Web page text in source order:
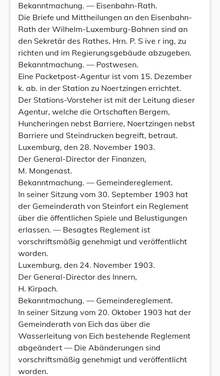
Bekanntmachung. — Eisenbahn-Rath.
Die Briefe und Mittheilungen an den Eisenbahn-
Rath der Wilhelm-Luxemburg-Bahnen sind an
den Sekretär des Rathes, Hrn. P. S ive r ing, zu
richten und im Regierungsgebäude abzugeben.
Bekanntmachung. — Postwesen.
Eine Packetpost-Agentur ist vom 15. Dezember
k. ab. in der Station zu Noertzingen errichtet.
Der Stations-Vorsteher ist mit der Leitung dieser
Agentur, welche die Ortschaften Bergem,
Huncheringen nebst Barriere, Noertzingen nebst
Barriere und Steindrucken begreift, betraut.
Luxemburg, den 28. November 1903.
Der General-Director der Finanzen,
M. Mongenast.
Bekanntmachung. — Gemeindereglement.
In seiner Sitzung vom 30. September 1903 hat
der Gemeinderath von Steinfort ein Reglement
über die öffentlichen Spiele und Belustigungen
erlassen. — Besagtes Reglement ist
vorschriftsmäßig genehmigt und veröffentlicht
worden.
Luxemburg, den 24. November 1903.
Der General-Director des Innern,
H. Kirpach.
Bekanntmachung. — Gemeindereglement.
In seiner Sitzung vom 20. Oktober 1903 hat der
Gemeinderath von Eich das über die
Wasserleitung von Eich bestehende Reglement
abgeändert — Die Abänderungen sind
vorschriftsmäßig genehmigt und veröffentlicht
worden.